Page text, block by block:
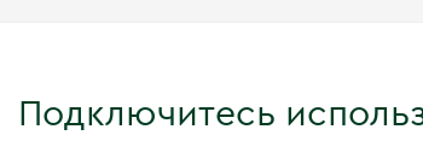
Подключитесь